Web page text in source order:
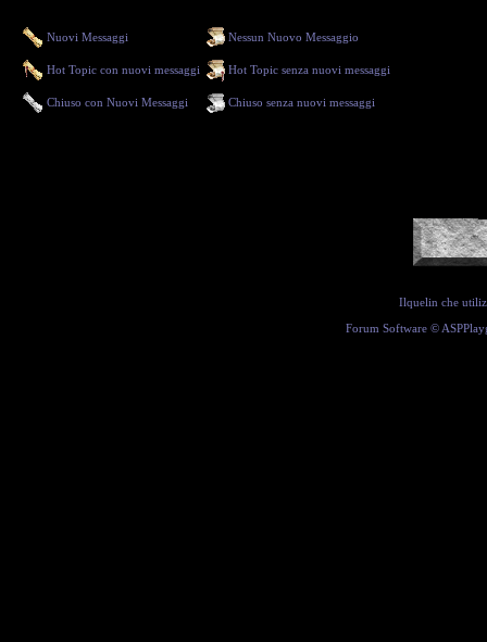
Nuovi Messaggi Nessun Nuovo Messaggio
Hot Topic con nuovi messaggi Hot Topic senza nuovi messaggi
Chiuso con Nuovi Messaggi Chiuso senza nuovi messaggi
Ilquelin che
Forum Software ©